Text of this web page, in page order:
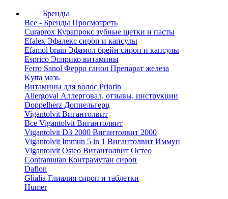
Бренды
Все - Бренды Просмотреть
Curaprox Курапрокс зубные щетки и пасты
Efalex Эфалекс сироп и капсулы
Efamol brain Эфамол брейн сироп и капсулы
Esprico Эсприко витамины
Ferro Sanol Ферро санол Препарат железа
Kytta мазь
Витамины для волос Priorin
Allergoval Аллерговал, отзывы, инструкции
Doppelherz Доппельгерц
Vigantolvit Вигантолвит
Все Vigantolvit Вигантолвит
Vigantolvit D3 2000 Вигантолвит 2000
Vigantolvit Immun 5 in 1 Вигантолвит Иммун
Vigantolvit Osteo Вигантолвит Остео
Contramutan Контрамутан сироп
Daflon
Glialia Глиалия сироп и таблетки
Humer